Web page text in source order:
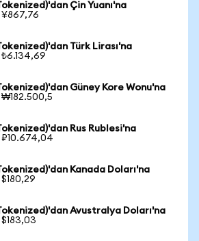
Çin Yuanı'na
¥867,76
Türk Lirası'na
Güney Kore Wonu'na
₩182.500,5
Rus Rublesi'na
₽10.674,04
Kanada Doları'na
Avustralya Doları'na